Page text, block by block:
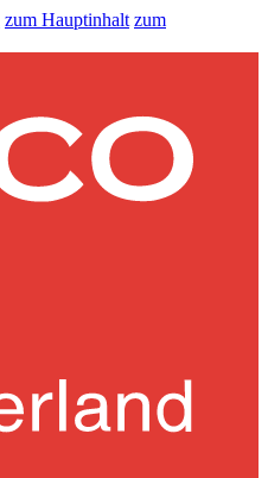
zum Hauptinhalt zum